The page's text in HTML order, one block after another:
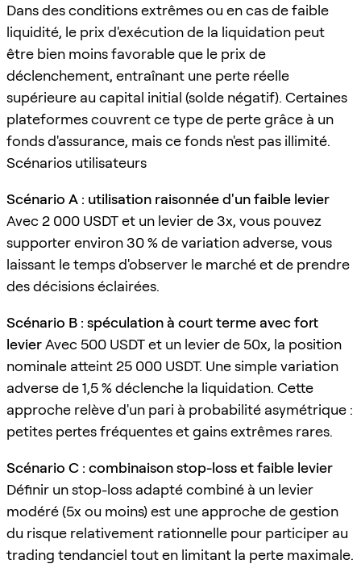
Dans des conditions extrêmes ou en cas de faible
liquidité, le prix d'exécution de la liquidation peut
être bien moins favorable que le prix de
déclenchement, entraînant une perte réelle
supérieure au capital initial (solde négatif). Certaines
plateformes couvrent ce type de perte grâce à un
fonds d'assurance, mais ce fonds n'est pas illimité.
Scénarios utilisateurs
Scénario A : utilisation raisonnée d'un faible levier
Avec 2 000 USDT et un levier de 3x, vous pouvez
supporter environ 30 % de variation adverse, vous
laissant le temps d'observer le marché et de prendre
des décisions éclairées.
Scénario B : spéculation à court terme avec fort
levierAvec 500 USDT et un levier de 50x, la position
nominale atteint 25 000 USDT. Une simple variation
adverse de 1,5 % déclenche la liquidation. Cette
approche relève d'un pari à probabilité asymétrique :
petites pertes fréquentes et gains extrêmes rares.
Scénario C : combinaison stop-loss et faible levier
Définir un stop-loss adapté combiné à un levier
modéré (5x ou moins) est une approche de gestion
du risque relativement rationnelle pour participer au
trading tendanciel tout en limitant la perte maximale.